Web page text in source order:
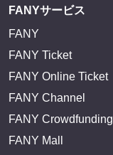
FANYサービス
FANY
FANY Ticket
FANY Online Ticket
FANY Channel
FANY Crowdfunding
FANY Mall